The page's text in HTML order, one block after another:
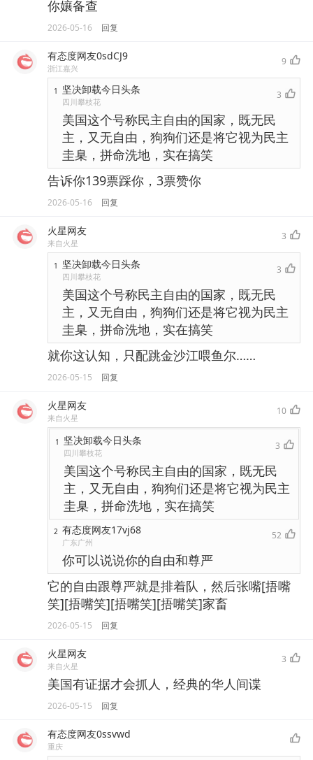
你孃备查
2026-05-16 回复
有态度网友0sdCJ9
浙江嘉兴
9
1 坚决卸载今日头条
四川攀枝花
3
美国这个号称民主自由的国家，既无民
主，又无自由，狗狗们还是将它视为民主
圭臬，拼命洗地，实在搞笑
告诉你139票踩你，3票赞你
2026-05-16 回复
火星网友
来自火星
3
1 坚决卸载今日头条
四川攀枝花
3
美国这个号称民主自由的国家，既无民
主，又无自由，狗狗们还是将它视为民主
圭臬，拼命洗地，实在搞笑
就你这认知，只配跳金沙江喂鱼尔……
2026-05-15 回复
火星网友
来自火星
10
1 坚决卸载今日头条
四川攀枝花
3
美国这个号称民主自由的国家，既无民
主，又无自由，狗狗们还是将它视为民主
圭臬，拼命洗地，实在搞笑
2 有态度网友17vj68
广东广州
52
你可以说说你的自由和尊严
它的自由跟尊严就是排着队，然后张嘴[捂嘴
笑][捂嘴笑][捂嘴笑][捂嘴笑]家畜
2026-05-15 回复
火星网友
来自火星
3
美国有证据才会抓人，经典的华人间谍
2026-05-15 回复
有态度网友0ssvwd
重庆